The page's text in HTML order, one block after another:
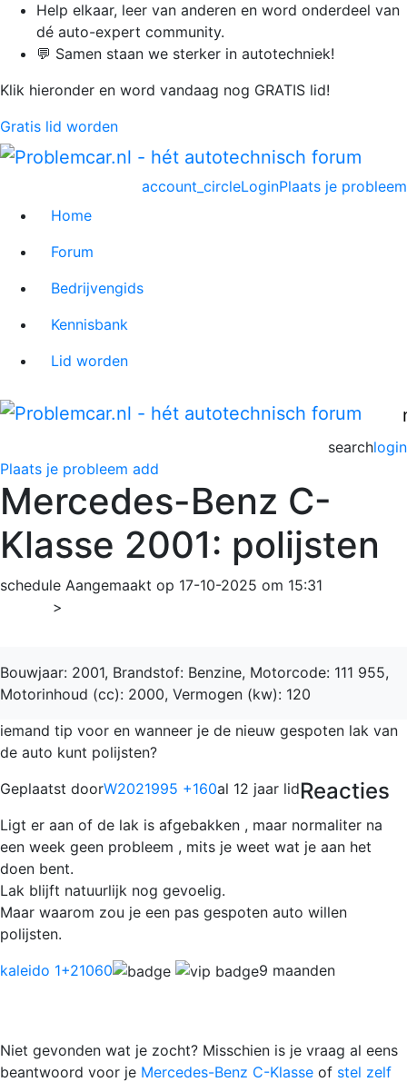
Help elkaar, leer van anderen en word onderdeel van
dé auto-expert community.
💬 Samen staan we sterker in autotechniek!
Klik hieronder en word vandaag nog GRATIS lid!
Gratis lid worden
Plaats je probleem
account_circleLogin
Home
Forum
Bedrijvengids
Kennisbank
Lid worden
login
search
Plaats je probleem add
Mercedes-Benz C-
Klasse 2001: polijsten
schedule Aangemaakt op 17-10-2025 om 15:31
>
Bouwjaar: 2001, Brandstof: Benzine, Motorcode: 111 955,
Motorinhoud (cc): 2000, Vermogen (kw): 120
iemand tip voor en wanneer je de nieuw gespoten lak van
de auto kunt polijsten?
Geplaatst doorW2021995 +160al 12 jaar lidReacties
Ligt er aan of de lak is afgebakken , maar normaliter na
een week geen probleem , mits je weet wat je aan het
doen bent.
Lak blijft natuurlijk nog gevoelig.
Maar waarom zou je een pas gespoten auto willen
polijsten.
kaleido 1+21060 9 maanden
Niet gevonden wat je zocht? Misschien is je vraag al eens
beantwoord voor je Mercedes-Benz C-Klasse of stel zelf